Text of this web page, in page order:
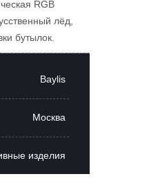
RGB
лёд,
бутылок.
Baylis
Москва
изделия